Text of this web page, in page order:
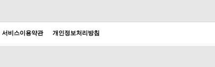
서비스이용약관 개인정보처리방침